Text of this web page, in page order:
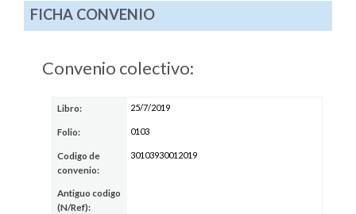
FICHA CONVENIO
Convenio colectivo:
Libro: 25/7/2019
Folio: 0103
Codigo de
convenio:
30103930012019
Antiguo codigo
(N/Ref):